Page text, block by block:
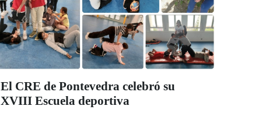
El CRE de Pontevedra celebró su
XVIII Escuela deportiva